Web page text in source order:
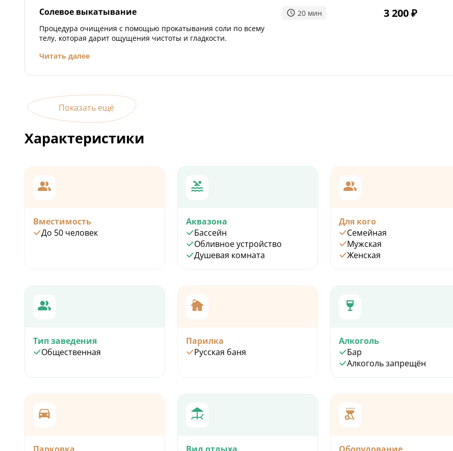
Солевое выкатывание
Процедура очищения с помощью прокатывания соли по всему
телу, которая дарит ощущения чистоты и гладкости.
Читать далее
20 мин 3 200₽
Показать ещё
Характеристики
Вместимость
До 50 человек
Аквазона
Бассейн
Обливное устройство
Душевая комната
Для кого
Семейная
Мужская
Женская
Тип заведения
Общественная
Парилка
Русская баня
Алкоголь
Бар
Алкоголь запрещён